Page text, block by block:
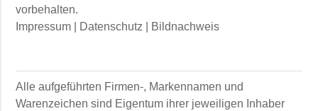
vorbehalten.
Impressum
Datenschutz Bildnachweis
Alle aufgeführten Firmen-, Markennamen und
Warenzeichen sind Eigentum ihrer jeweiligen Inhaber